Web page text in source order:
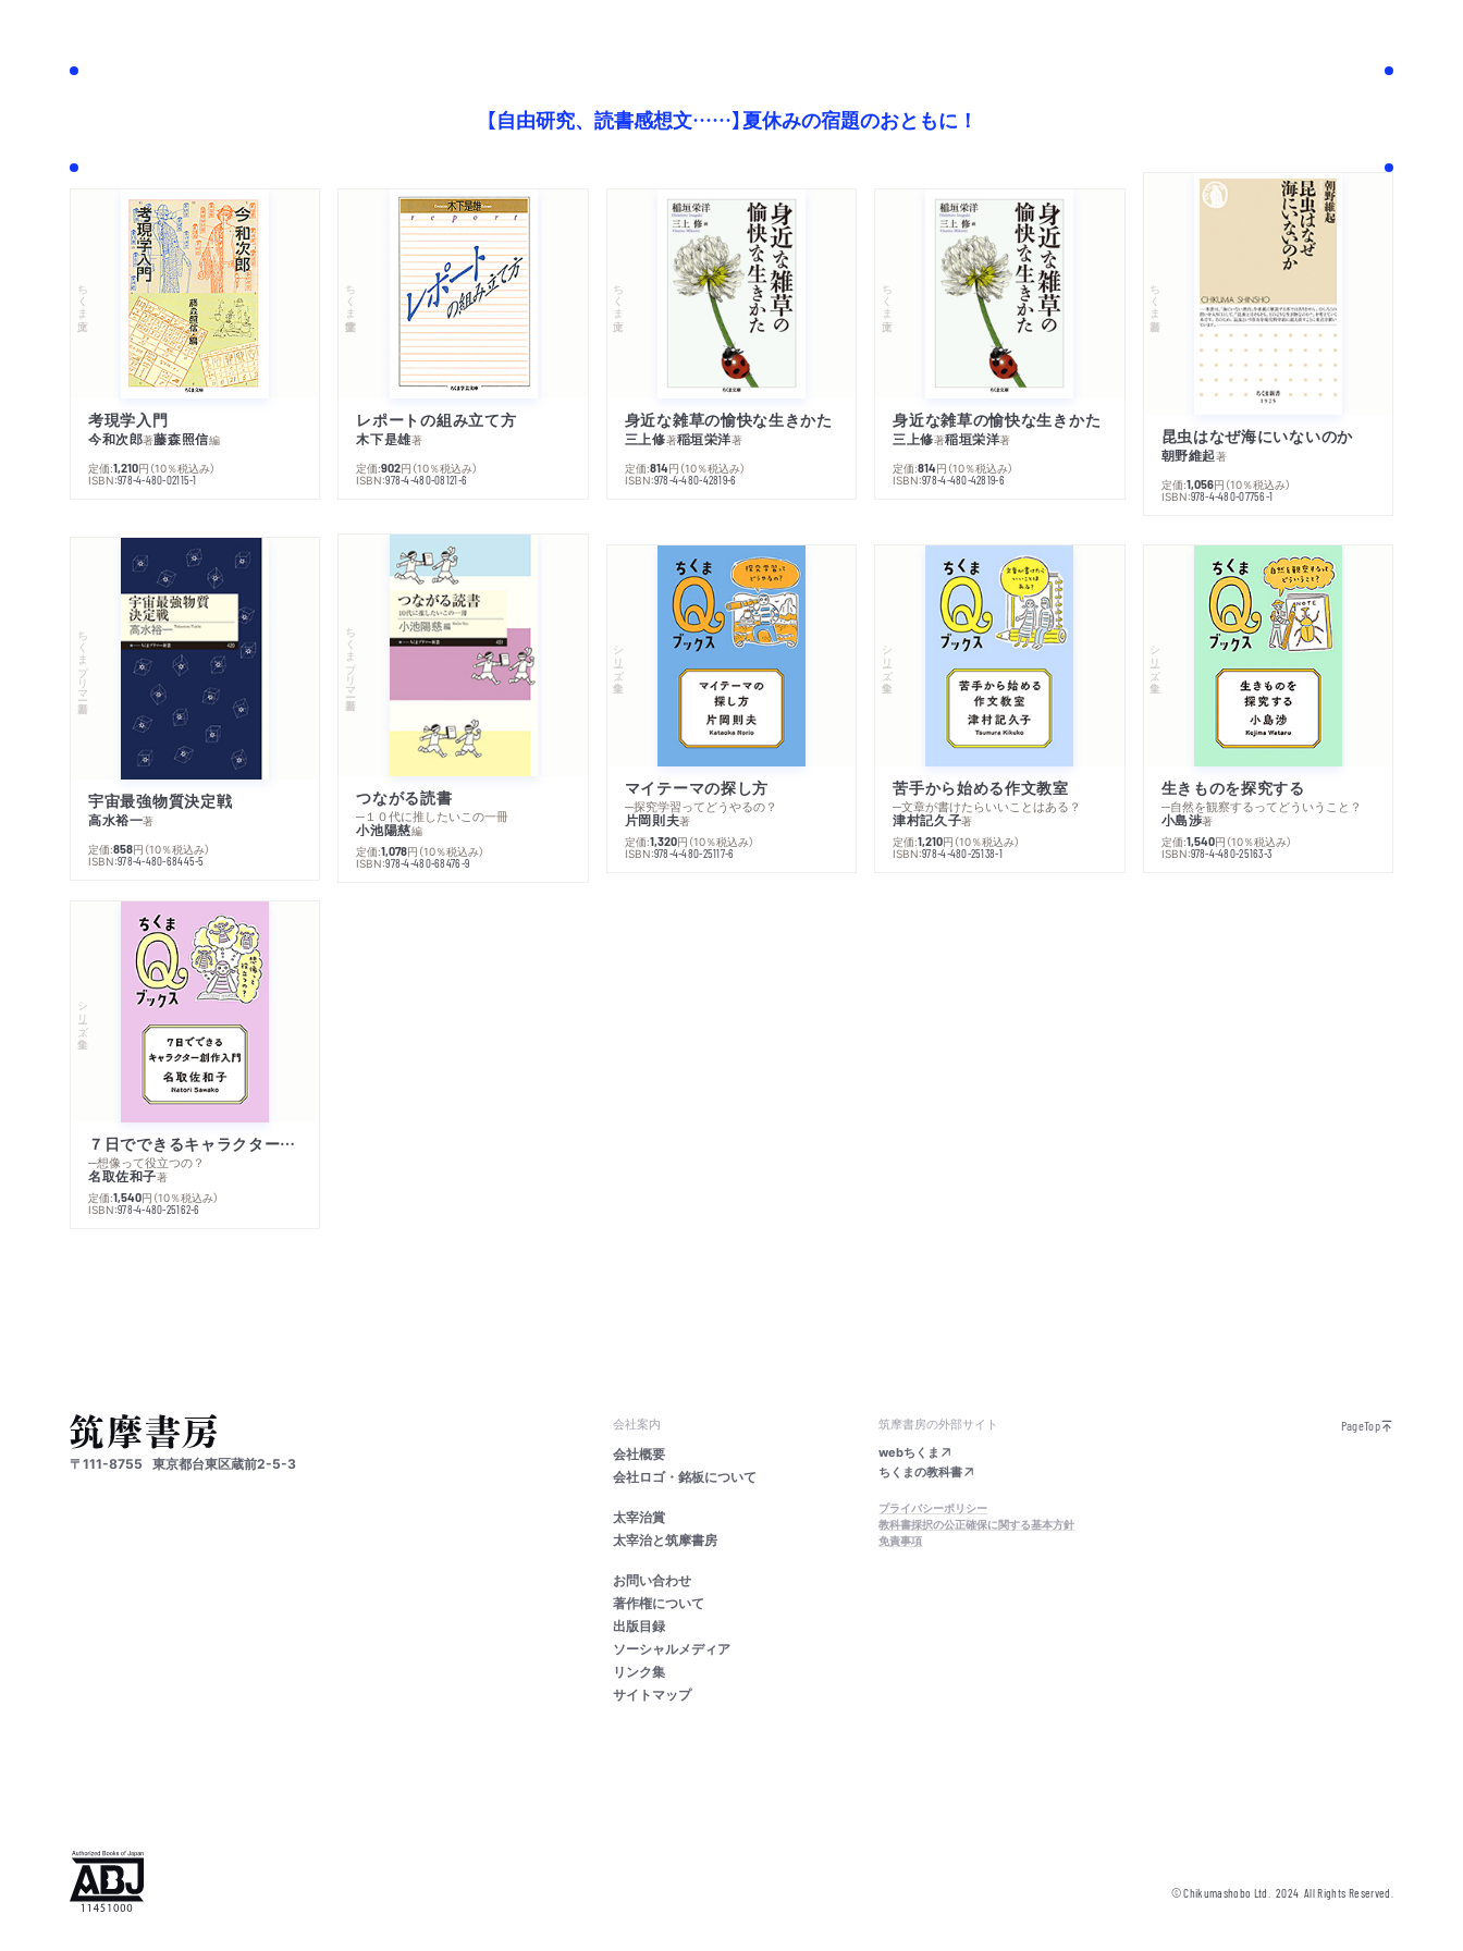
【自由研究、読書感想文……】夏休みの宿題のおともに！
ちくま文庫
考現学入門
今和次郎著藤森照信編
定価:1,210円 （10％税込み）
ISBN:978-4-480-02115-1
ちくま学芸文庫
レポートの組み立て方
木下是雄著
定価:902円 （10％税込み）
ISBN:978-4-480-08121-6
ちくま文庫
身近な雑草の愉快な生きかた
三上修著稲垣栄洋著
定価:814円 （10％税込み）
ISBN:978-4-480-42819-6
ちくま文庫
身近な雑草の愉快な生きかた
三上修著稲垣栄洋著
定価:814円 （10％税込み）
ISBN:978-4-480-42819-6
ちくま新書
昆虫はなぜ海にいないのか
朝野維起著
定価:1,056円 （10％税込み）
ISBN:978-4-480-07756-1
ちくまプリマー新書
宇宙最強物質決定戦
高水裕一著
定価:858円 （10％税込み）
ISBN:978-4-480-68445-5
ちくまプリマー新書
つながる読書
─１０代に推したいこの一冊
小池陽慈編
定価:1,078円 （10％税込み）
ISBN:978-4-480-68476-9
シリーズ・全集
マイテーマの探し方
─探究学習ってどうやるの？
片岡則夫著
定価:1,320円 （10％税込み）
ISBN:978-4-480-25117-6
シリーズ・全集
苦手から始める作文教室
─文章が書けたらいいことはある？
津村記久子著
定価:1,210円 （10％税込み）
ISBN:978-4-480-25138-1
シリーズ・全集
生きものを探究する
─自然を観察するってどういうこと？
小島渉著
定価:1,540円 （10％税込み）
ISBN:978-4-480-25163-3
シリーズ・全集
７日でできるキャラクター創作入門
─想像って役立つの？
名取佐和子著
定価:1,540円 （10％税込み）
ISBN:978-4-480-25162-6
〒111-8755 東京都台東区蔵前2-5-3
会社案内
会社概要
会社ロゴ・銘板について
太宰治賞
太宰治と筑摩書房
お問い合わせ
著作権について
出版目録
ソーシャルメディア
リンク集
サイトマップ
筑摩書房の外部サイト
webちくま
ちくまの教科書
プライバシーポリシー
教科書採択の公正確保に関する基本方針
免責事項
PageTop
© Chikumashobo Ltd. 2024 All Rights Reserved.